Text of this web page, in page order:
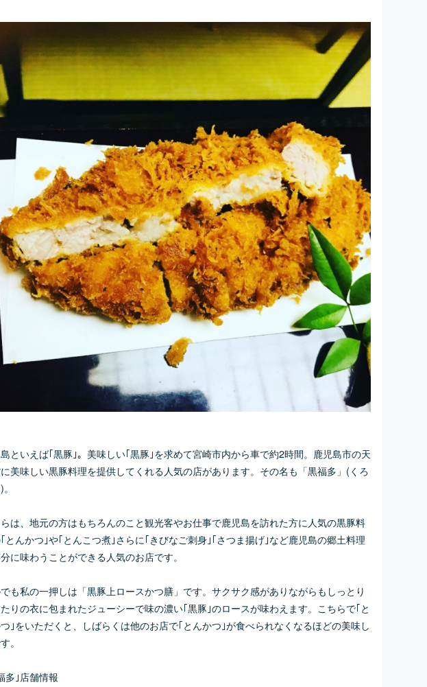
といえば｢黒豚｣。美味しい｢黒豚｣を求めて宮崎市内から車で約2時間。鹿児島市の天
美味しい黒豚料理を提供してくれる人気の店があります。その名も「黒福多」(くろ
は、地元の方はもちろんのこと観光客やお仕事で鹿児島を訪れた方に人気の黒豚料
とんかつ｣や｢とんこつ煮｣さらに｢きびなご刺身｣｢さつま揚げ｣など鹿児島の郷土料理
に味わうことができる人気のお店です。
も私の一押しは「黒豚上ロースかつ膳」です。サクサク感がありながらもしっとり
りの衣に包まれたジューシーで味の濃い｢黒豚｣のロースが味わえます。こちらで｢と
｣をいただくと、しばらくは他のお店で｢とんかつ｣が食べられなくなるほどの美味し
。
多｣店舗情報